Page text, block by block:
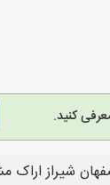
کنید.
شیراز اراک